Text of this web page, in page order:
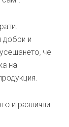
добри и
че
на
и различни